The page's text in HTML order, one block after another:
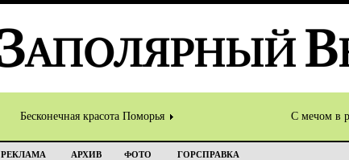
Бесконечная красота Поморья С мечом в
РЕКЛАМА АРХИВ ФОТО ГОРСПРАВКА